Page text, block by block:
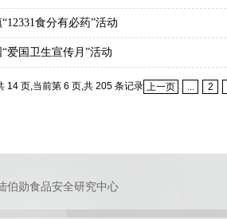
食分有必药”活动
爱国卫生宣传月”活动
14 页,当前第 6 页,共 205 条记录 上一页 ... 2
伯勋食品安全研究中心